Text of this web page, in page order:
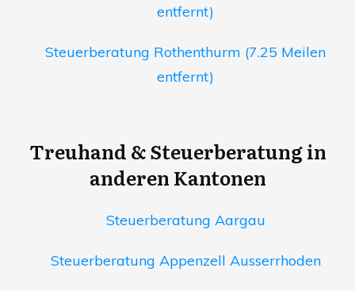
entfernt)
Steuerberatung Rothenthurm (7.25 Meilen
entfernt)
Treuhand & Steuerberatung in
anderen Kantonen
Steuerberatung Aargau
Steuerberatung Appenzell Ausserrhoden